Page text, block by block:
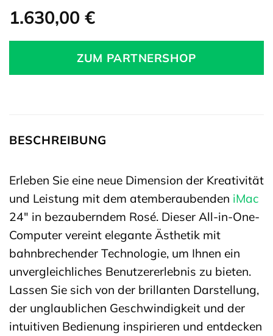
1.630,00 €
ZUM PARTNERSHOP
BESCHREIBUNG
Erleben Sie eine neue Dimension der Kreativität
und Leistung mit dem atemberaubenden iMac
24″ in bezauberndem Rosé. Dieser All-in-One-
Computer vereint elegante Ästhetik mit
bahnbrechender Technologie, um Ihnen ein
unvergleichliches Benutzererlebnis zu bieten.
Lassen Sie sich von der brillanten Darstellung,
der unglaublichen Geschwindigkeit und der
intuitiven Bedienung inspirieren und entdecken